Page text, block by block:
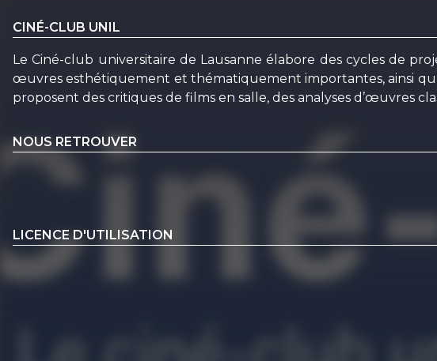
CINÉ-CLUB UNIL
Le Ciné-club universitaire de Lausanne élabore des cycles de
œuvres esthétiquement et thématiquement importantes, ainsi
proposent des critiques de films en salle, des analyses d’œuvres
NOUS RETROUVER
LICENCE D'UTILISATION